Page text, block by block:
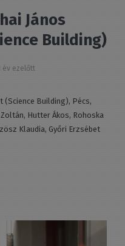
János
Building)
év ezelőtt
(Science Building), Pécs,
Hutter Ákos, Rohoska
Klaudia, Győri Erzsébet